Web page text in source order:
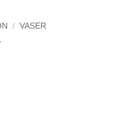
/ VASER